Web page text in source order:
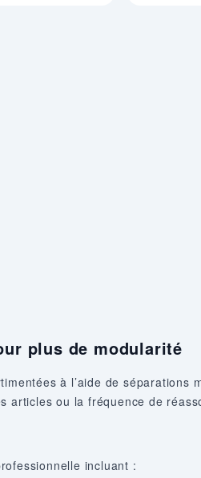
plus de modularité
à l’aide de
articles ou la fréquence de
incluant :